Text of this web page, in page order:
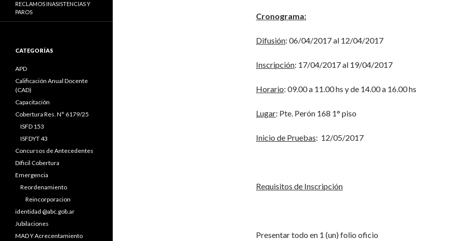
Cronograma:
Difusión: 06/04/2017 al 12/04/2017
Inscripción: 17/04/2017 al 19/04/2017
Horario: 09.00 a 11.00 hs y de 14.00 a 16.00 hs
Lugar: Pte. Perón 168 1° piso
Inicio de Pruebas: 12/05/2017
Requisitos de Inscripción
Presentar todo en 1 (un) folio oficio
RECLAMOS INASISTENCIAS Y
PAROS
CATEGORÍAS
APD
Calificación Anual Docente
(CAD)
Capacitación
Cobertura Res. N° 6179/25
ISFD 153
ISFDYT 43
Concursos de Antecedentes
Díficil Cobertura
Emergencia
Reordenamiento
Reincorporacion
identidad @abc.gob.ar
Jubilaciones
MAD Y Acrecentamiento